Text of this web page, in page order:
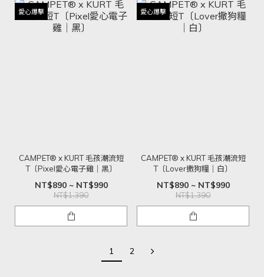
愛心爆擊
CAMPET® x KURT 毛孩潮流短
T〔Pixel愛心電子雞｜黑〕
NT$890 ~ NT$990
NT$1,390
愛心爆擊
CAMPET® x KURT 毛孩潮流短
T〔Lover撒狗糧｜白〕
NT$890 ~ NT$990
NT$1,390
1 2